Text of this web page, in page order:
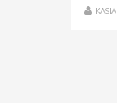
KASIA